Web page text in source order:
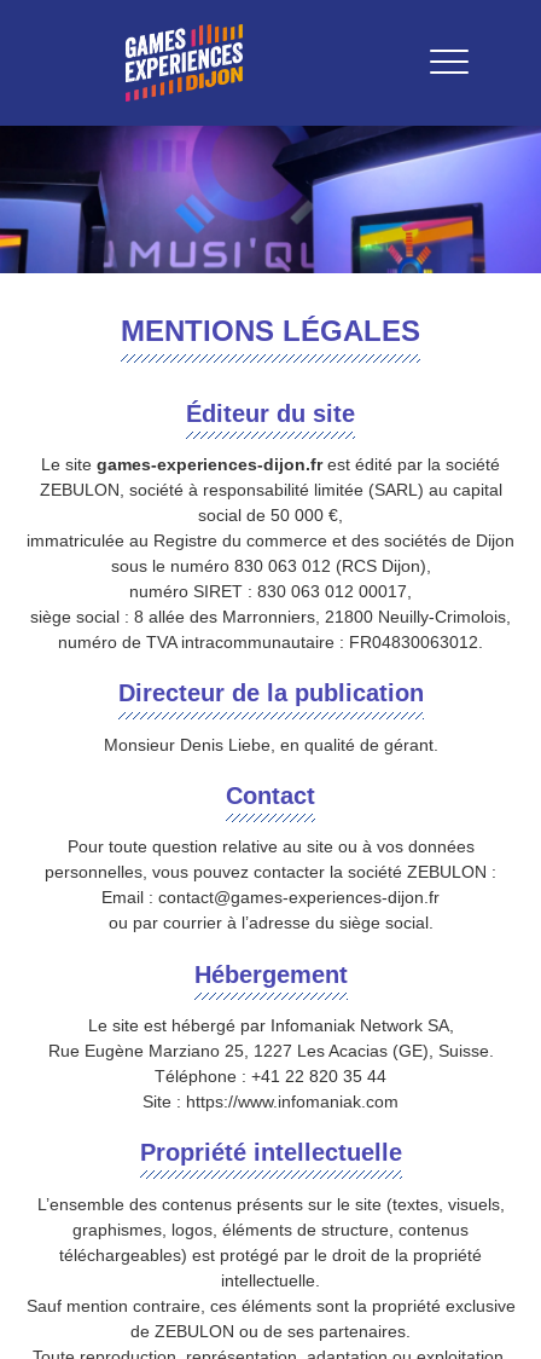
MENTIONS LÉGALES
Éditeur du site
Le site games-experiences-dijon.frest édité par la société
ZEBULON, société à responsabilité limitée (SARL) au capital
social de 50 000 €,
immatriculée au Registre du commerce et des sociétés de Dijon
sous le numéro 830 063 012 (RCS Dijon),
numéro SIRET : 830 063 012 00017,
siège social : 8 allée des Marronniers, 21800 Neuilly-Crimolois,
numéro de TVA intracommunautaire : FR04830063012.
Directeur de la publication
Monsieur Denis Liebe, en qualité de gérant.
Contact
Pour toute question relative au site ou à vos données
personnelles, vous pouvez contacter la société ZEBULON :
Email : contact@games-experiences-dijon.fr
ou par courrier à l’adresse du siège social.
Hébergement
Le site est hébergé par Infomaniak Network SA,
Rue Eugène Marziano 25, 1227 Les Acacias (GE), Suisse.
Téléphone : +41 22 820 35 44
Site : https://www.infomaniak.com
Propriété intellectuelle
L’ensemble des contenus présents sur le site (textes, visuels,
graphismes, logos, éléments de structure, contenus
téléchargeables) est protégé par le droit de la propriété
intellectuelle.
Sauf mention contraire, ces éléments sont la propriété exclusive
de ZEBULON ou de ses partenaires.